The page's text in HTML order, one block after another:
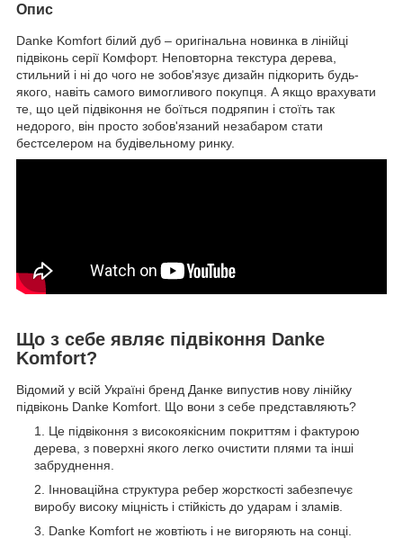
Опис
Danke Komfort білий дуб – оригінальна новинка в лінійці
підвіконь серії Комфорт. Неповторна текстура дерева,
стильний і ні до чого не зобов'язує дизайн підкорить будь-
якого, навіть самого вимогливого покупця. А якщо врахувати
те, що цей підвіконня не боїться подряпин і стоїть так
недорого, він просто зобов'язаний незабаром стати
бестселером на будівельному ринку.
Що з себе являє підвіконня Danke
Komfort?
Відомий у всій Україні бренд Данке випустив нову лінійку
підвіконь Danke Komfort. Що вони з себе представляють?
Це підвіконня з високоякісним покриттям і фактурою
дерева, з поверхні якого легко очистити плями та інші
забруднення.
Інноваційна структура ребер жорсткості забезпечує
виробу високу міцність і стійкість до ударам і зламів.
Danke Komfort не жовтіють і не вигоряють на сонці.